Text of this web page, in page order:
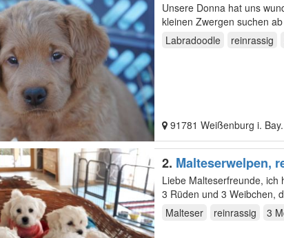
Unsere Donna hat uns
kleinen Zwergen suchen
Klaren ist wie…
Labradoodle reinrassig
91781 Weißenburg i. Bay.
2. Malteserwelpen,
Liebe Malteserfreunde, ich habe wieder schöne reinrassige Malteserwelpen anzubieten. Im Wurf sind
3 Rüden und 3 Weibchen,
und…
Malteser reinrassig 3